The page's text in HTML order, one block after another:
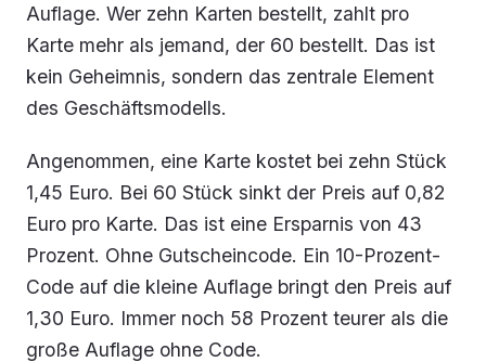
Auflage. Wer zehn Karten bestellt, zahlt pro
Karte mehr als jemand, der 60 bestellt. Das ist
kein Geheimnis, sondern das zentrale Element
des Geschäftsmodells.
Angenommen, eine Karte kostet bei zehn Stück
1,45 Euro. Bei 60 Stück sinkt der Preis auf 0,82
Euro pro Karte. Das ist eine Ersparnis von 43
Prozent. Ohne Gutscheincode. Ein 10-Prozent-
Code auf die kleine Auflage bringt den Preis auf
1,30 Euro. Immer noch 58 Prozent teurer als die
große Auflage ohne Code.